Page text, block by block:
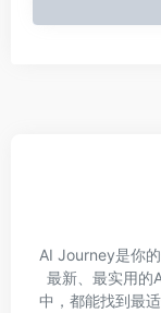
AI Journey是你
最新、最实用的
中，都能找到最